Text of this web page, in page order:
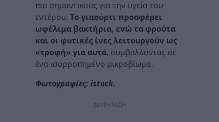
πιο σημαντικούς για την υγεία του
εντέρου. Το γιαούρτι προσφέρει
ωφέλιμα βακτήρια, ενώ τα φρούτα
και οι φυτικές ίνες λειτουργούν ως
«τροφή» για αυτά, συμβάλλοντας σε
ένα ισορροπημένο μικροβίωμα.
Φωτογραφίες: istock.
ΔΙΑΦΗΜΙΣΗ